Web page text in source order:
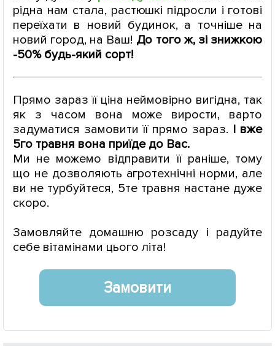
рідна нам стала, растюшкі підросли і готові
переїхати в новий будинок, а точніше на
новий город, на Ваш! До того ж, зі знижкою
-50% будь-який сорт!
Прямо зараз її ціна неймовірно вигідна, так
як з часом вона може вирости, варто
задуматися замовити її прямо зараз. І вже
5го травня вона приїде до Вас.
Ми не можемо відправити її раніше, тому
що не дозволяють агротехнічні норми, але
ви не турбуйтеся, 5те травня настане дуже
скоро.
Замовляйте домашню розсаду і радуйте
себе вітамінами цього літа!
Замовити